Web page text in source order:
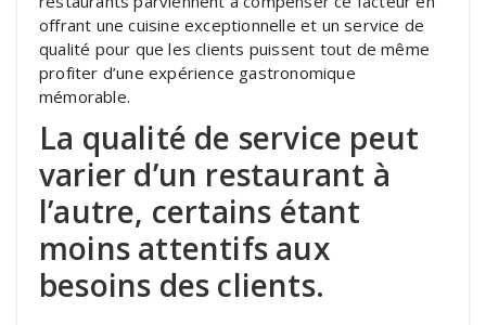
offrant une cuisine exceptionnelle et un service de
qualité pour que les clients puissent tout de même
profiter d’une expérience gastronomique
mémorable.
La qualité de service peut
varier d’un restaurant à
l’autre, certains étant
moins attentifs aux
besoins des clients.